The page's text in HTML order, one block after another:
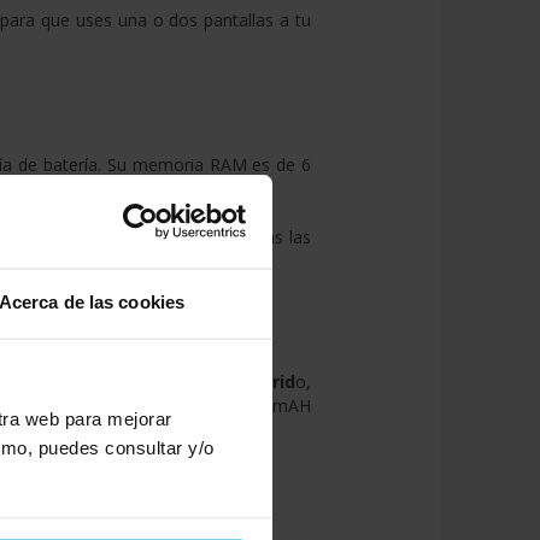
Acerca de las cookies
web para mejorar
puedes consultar y/o
que uses una o dos pantallas a tu
de batería. Su memoria RAM es de 6
es de 48 MP, para que hagas las
mucho por la oficina. Dual híbrido,
8.1 Oreo y su batería de 3.3000 mAH